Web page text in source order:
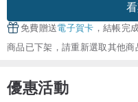
免費贈送電子賀卡 ，結帳完
商品已下架，請重新選取其他商
優惠活動